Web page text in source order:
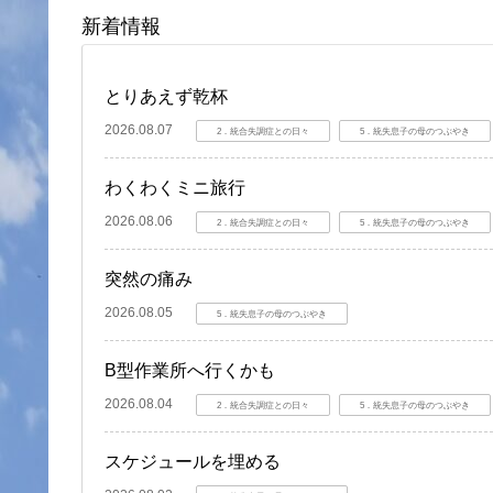
新着情報
とりあえず乾杯
2026.08.07 2．統合失調症との日々 5．統失息子の母のつぶやき
わくわくミニ旅行
2026.08.06 2．統合失調症との日々 5．統失息子の母のつぶやき
突然の痛み
2026.08.05 5．統失息子の母のつぶやき
B型作業所へ行くかも
2026.08.04 2．統合失調症との日々 5．統失息子の母のつぶやき
スケジュールを埋める